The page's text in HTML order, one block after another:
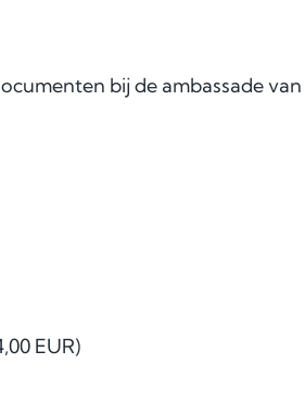
bij de ambassade van
EUR)